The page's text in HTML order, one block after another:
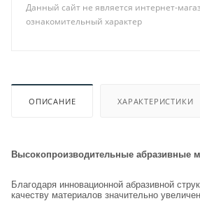
Данный сайт не является интернет-
ознакомительный характер
ОПИСАНИЕ ХАРАКТЕРИСТИКИ
Высокопроизводительные абразивные
Благодаря инновационной абразивной
качеству материалов значительно